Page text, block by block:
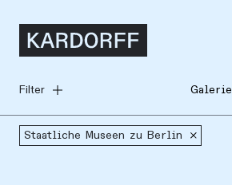
Filter Galerie
Staatliche Museen zu Berlin